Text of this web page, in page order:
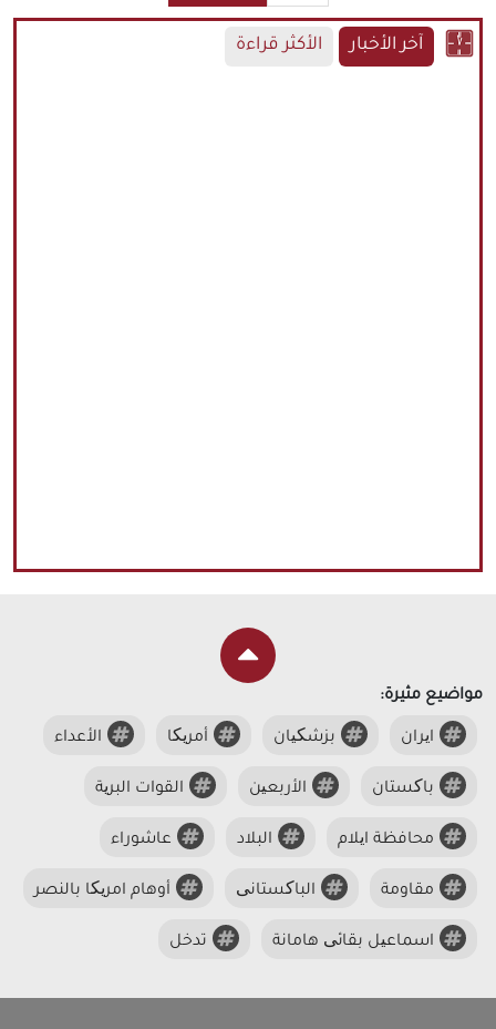
آخر الأخبار الأكثر قراءة
مواضيع مثيرة:
ایران بزشکیان أمریکا الأعداء
باکستان الأربعین القوات البریة
محافظة ایلام البلاد عاشوراء
مقاومة الباکستانی أوهام امریکا بالنصر
اسماعیل بقائی هامانة تدخل